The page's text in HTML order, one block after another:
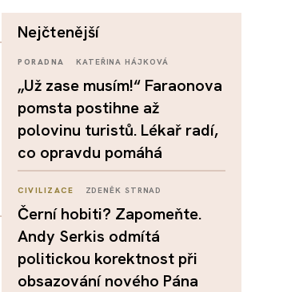
nejčtenější
PORADNA KATEŘINA HÁJKOVÁ
„Už zase musím!“ Faraonova
pomsta postihne až
polovinu turistů. Lékař radí,
co opravdu pomáhá
CIVILIZACE ZDENĚK STRNAD
Černí hobiti? Zapomeňte.
Andy Serkis odmítá
politickou korektnost při
obsazování nového Pána